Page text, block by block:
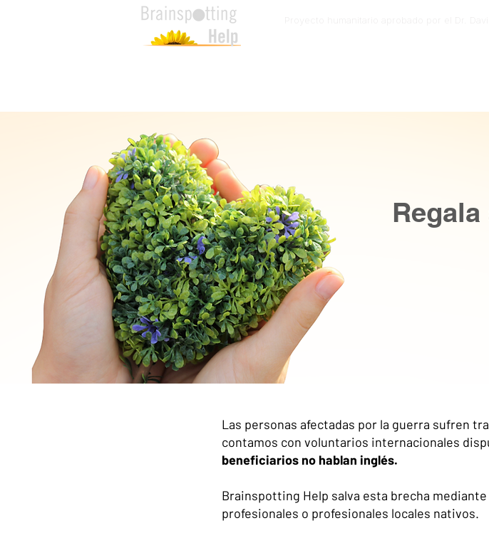
Proyecto humanitario aprobado por el Dr.
Las personas afectadas por la guerra sufren
contamos con voluntarios internacionales
beneficiarios no hablan inglés.
Brainspotting Help salva esta brecha
profesionales o profesionales locales nativos.